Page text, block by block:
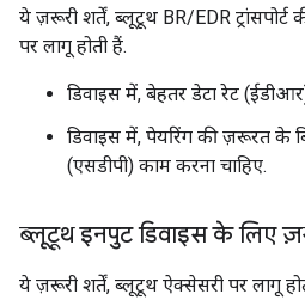
ये ज़रूरी शर्तें, ब्लूटूथ BR/EDR ट्रांसपोर्ट
पर लागू होती हैं.
डिवाइस में, बेहतर डेटा रेट
डिवाइस में, पेयरिंग की ज़रूरत के
(एसडीपी) काम करना चाहिए.
ब्लूटूथ इनपुट डिवाइस के लिए
ये ज़रूरी शर्तें, ब्लूटूथ ऐक्सेसरी पर लागू